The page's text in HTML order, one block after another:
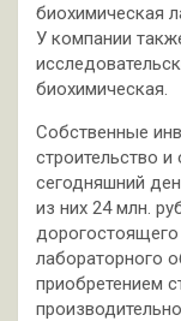
биохимическая
У компании
биохимическая.
Собственные
строительство
сегодняшний
из них 24 млн.
лабораторного
приобретением